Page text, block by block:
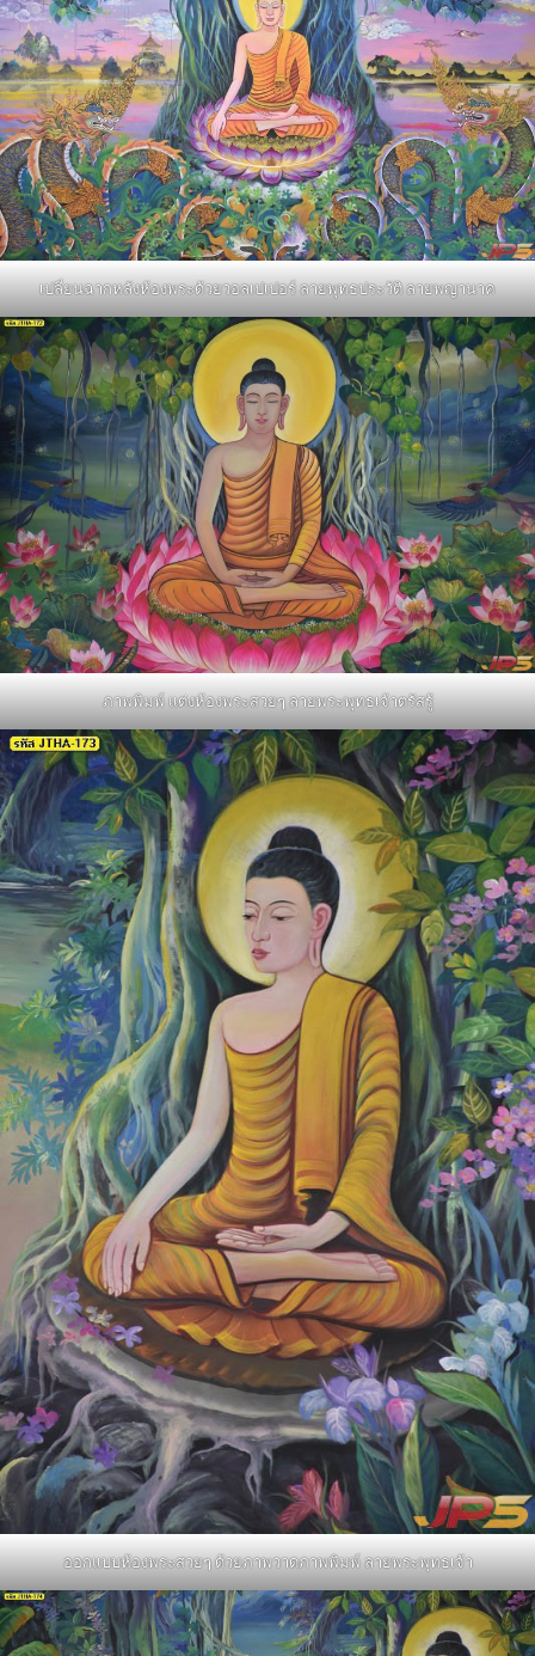
เปลี่ยนฉากหลังห้องพระด้วยวอลเปเปอร์ ลายพุทธประวัติ ลายพญานาค
ภาพพิมพ์ แต่งห้องพระสวยๆ ลายพระพุทธเจ้าตรัสรู้
ออกแบบห้องพระสวยๆ ด้วยภาพวาดภาพพิมพ์ ลายพระพุทธเจ้า